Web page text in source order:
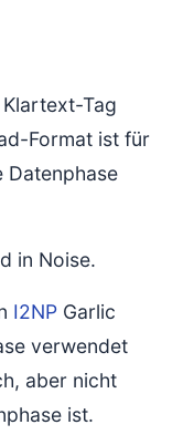
Tag
Format ist für
Datenphase
in Noise.
I2NP Garlic
verwendet
aber nicht
ist.